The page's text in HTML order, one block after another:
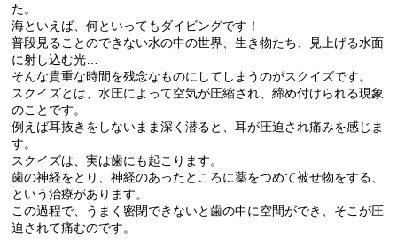
た。
海といえば、何といってもダイビングです！
普段見ることのできない水の中の世界、生き物たち、見上げる水面
に射し込む光…
そんな貴重な時間を残念なものにしてしまうのがスクイズです。
スクイズとは、水圧によって空気が圧縮され、締め付けられる現象
のことです。
例えば耳抜きをしないまま深く潜ると、耳が圧迫され痛みを感じま
す。
スクイズは、実は歯にも起こります。
歯の神経をとり、神経のあったところに薬をつめて被せ物をする、
という治療があります。
この過程で、うまく密閉できないと歯の中に空間ができ、そこが圧
迫されて痛むのです。